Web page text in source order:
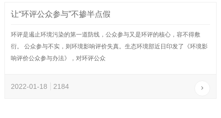
让“环评公众参与”不掺半点假
环评是遏止环境污染的第一道防线，公众参与又是环评的核心，容不得敷
衍。 公众参与不实，则环境影响评价失真。生态环境部近日印发了《环境影
响评价公众参与办法》，对环评公众
2022-01-18 2184